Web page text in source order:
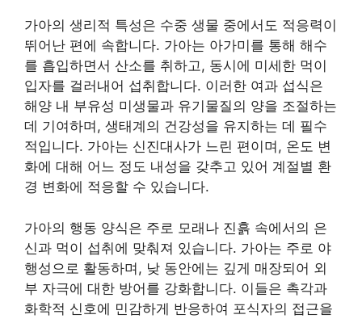
가아의 생리적 특성은 수중 생물 중에서도 적응력이
뛰어난 편에 속합니다. 가아는 아가미를 통해 해수
를 흡입하면서 산소를 취하고, 동시에 미세한 먹이
입자를 걸러내어 섭취합니다. 이러한 여과 섭식은
해양 내 부유성 미생물과 유기물질의 양을 조절하는
데 기여하며, 생태계의 건강성을 유지하는 데 필수
적입니다. 가아는 신진대사가 느린 편이며, 온도 변
화에 대해 어느 정도 내성을 갖추고 있어 계절별 환
경 변화에 적응할 수 있습니다.
가아의 행동 양식은 주로 모래나 진흙 속에서의 은
신과 먹이 섭취에 맞춰져 있습니다. 가아는 주로 야
행성으로 활동하며, 낮 동안에는 깊게 매장되어 외
부 자극에 대한 방어를 강화합니다. 이들은 촉각과
화학적 신호에 민감하게 반응하여 포식자의 접근을